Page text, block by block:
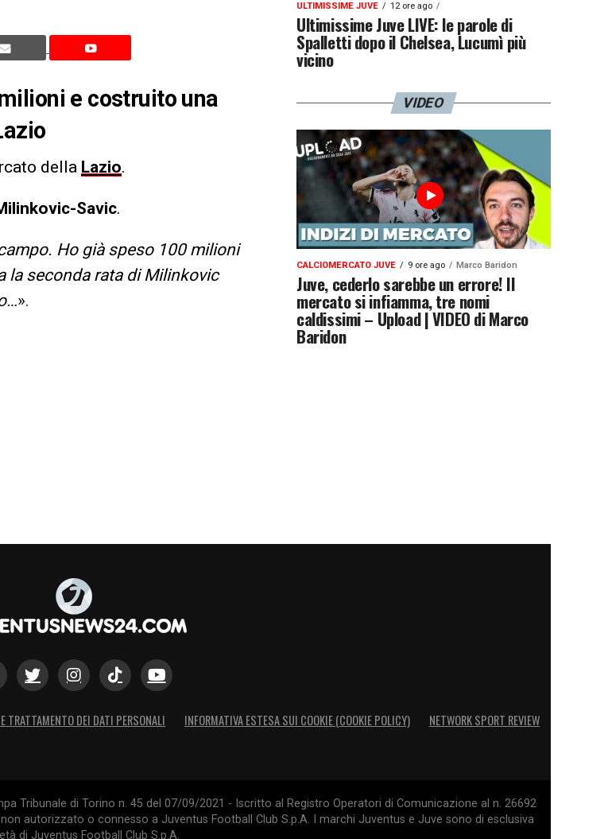
e costruito una
della Lazio.
Savic.
Ho già speso 100 milioni
la seconda rata di Milinkovic
».
ULTIMISSIME JUVE 12 ore ago
Ultimissime Juve LIVE: le parole di
Spalletti dopo il Chelsea, Lucumì più
vicino
VIDEO
CALCIOMERCATO JUVE 9 ore ago Marco Baridon
Juve, cederlo sarebbe un errore! Il
mercato si infiamma, tre nomi
caldissimi – Upload | VIDEO di Marco
Baridon
TRATTAMENTO DEI DATI PERSONALI INFORMATIVA ESTESA SUI COOKIE (COOKIE POLICY) NETWORK SPORT REVIEW
Tribunale di Torino n. 45 del 07/09/2021 - Iscritto al Registro Operatori di Comunicazione al n. 26692
autorizzato o connesso a Juventus Football Club S.p.A. I marchi Juventus e Juve sono di esclusiva
di Juventus Football Club S.p.A.